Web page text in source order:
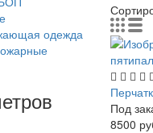
одежда
Под
8500